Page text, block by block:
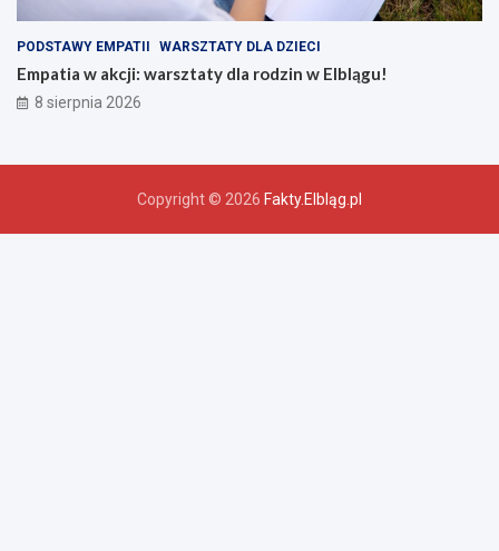
PODSTAWY EMPATII WARSZTATY DLA DZIECI
Empatia w akcji: warsztaty dla rodzin w Elblągu!
8 sierpnia 2026
Copyright © 2026 Fakty.Elbląg.pl